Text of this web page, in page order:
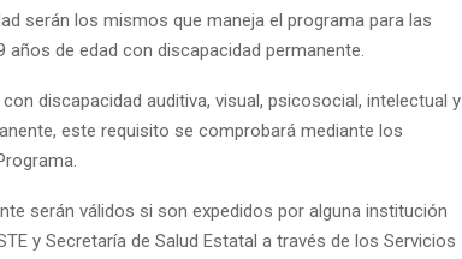
serán los mismos que maneja el programa para las
años de edad con discapacidad permanente.
discapacidad auditiva, visual, psicosocial, intelectual y
este requisito se comprobará mediante los
serán válidos si son expedidos por alguna institución
y Secretaría de Salud Estatal a través de los Servicios